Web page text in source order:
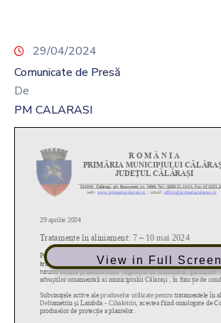
29/04/2024
Comunicate de Presă
De
PM CALARASI
View in Full Screen